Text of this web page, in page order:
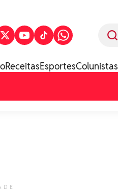
ReceitasEsportesColunistas